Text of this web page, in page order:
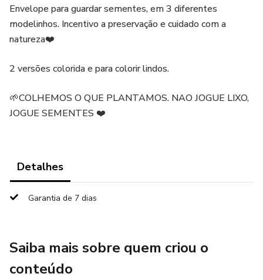
Envelope para guardar sementes, em 3 diferentes
modelinhos. Incentivo a preservação e cuidado com a
natureza❤️
2 versões colorida e para colorir lindos.
🌱COLHEMOS O QUE PLANTAMOS. NAO JOGUE LIXO,
JOGUE SEMENTES ❤️
Detalhes
Garantia de 7 dias
Saiba mais sobre quem criou o
conteúdo